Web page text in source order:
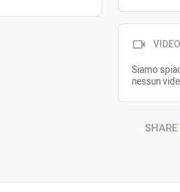
VIDEO
Siamo
nessun
SHARE